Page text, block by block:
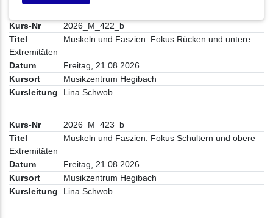
2026_M_422_b
Muskeln und Faszien: Fokus Rücken und untere
Extremitäten
Freitag, 21.08.2026
Musikzentrum Hegibach
Lina Schwob
2026_M_423_b
Muskeln und Faszien: Fokus Schultern und obere
Extremitäten
Freitag, 21.08.2026
Musikzentrum Hegibach
Lina Schwob